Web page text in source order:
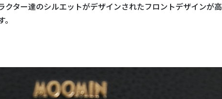
クター達のシルエットがデザインされたフロントデザインが高